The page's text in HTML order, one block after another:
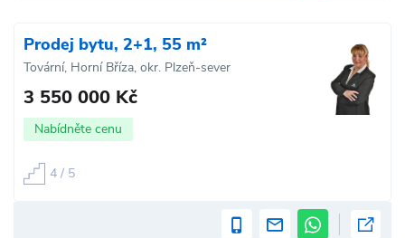
Prodej bytu, 2+1, 55 m²
Tovární, Horní Bříza, okr. Plzeň-sever
3 550 000 Kč
Nabídněte cenu
4 / 5